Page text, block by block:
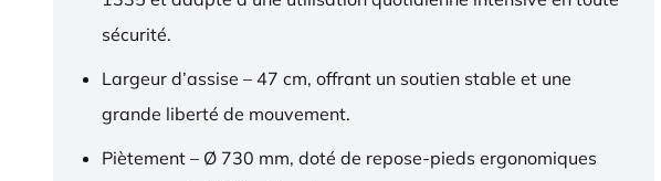
sécurité.
Largeur d’assise – 47 cm, offrant un soutien stable et une
grande liberté de mouvement.
Piètement – Ø 730 mm, doté de repose-pieds ergonomiques